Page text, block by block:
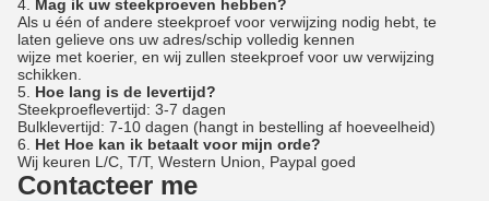
4. Mag ik uw steekproeven hebben?
Als u één of andere steekproef voor verwijzing nodig hebt, te
laten gelieve ons uw adres/schip volledig kennen
wijze met koerier, en wij zullen steekproef voor uw verwijzing
schikken.
5. Hoe lang is de levertijd?
Steekproeflevertijd: 3-7 dagen
Bulklevertijd: 7-10 dagen (hangt in bestelling af hoeveelheid)
6. Het Hoe kan ik betaalt voor mijn orde?
Wij keuren L/C, T/T, Western Union, Paypal goed
Contacteer me